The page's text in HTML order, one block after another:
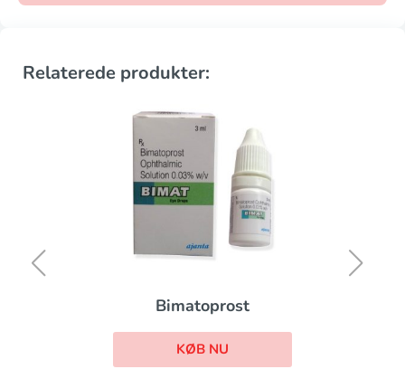
Relaterede produkter:
Bimatoprost
KØB NU